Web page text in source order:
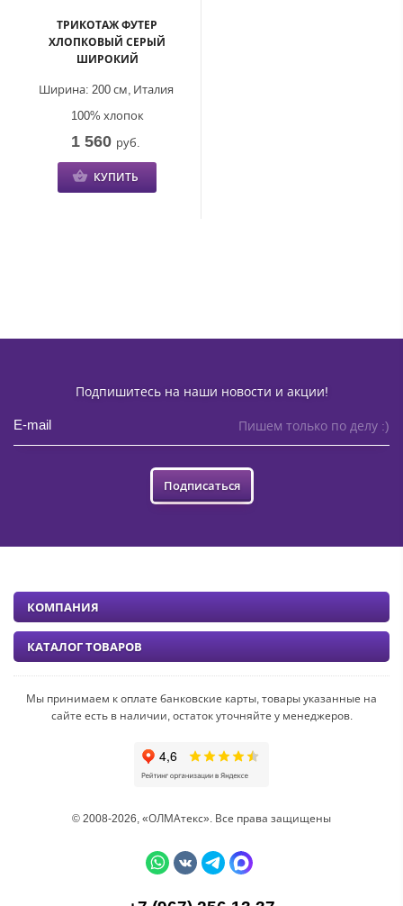
ТРИКОТАЖ ФУТЕР
ХЛОПКОВЫЙ СЕРЫЙ
ШИРОКИЙ
Италия
Ширина: 200 см,
100% хлопок
1 560 руб.
КУПИТЬ
Подпишитесь на наши новости и акции!
Пишем только по делу :)
Подписаться
Мы принимаем к оплате банковские карты, товары указанные на
сайте есть в наличии, остаток уточняйте у менеджеров.
© 2008-2026, «ОЛМАтекс». Все права защищены
КОМПАНИЯ
КАТАЛОГ ТОВАРОВ